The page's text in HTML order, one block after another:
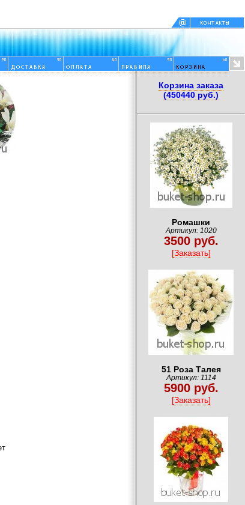
Корзина заказа
(450440 руб.)
Ромашки
Артикул: 1020
3500 руб.
[Заказать]
51 Роза Талея
Артикул: 1114
5900 руб.
[Заказать]